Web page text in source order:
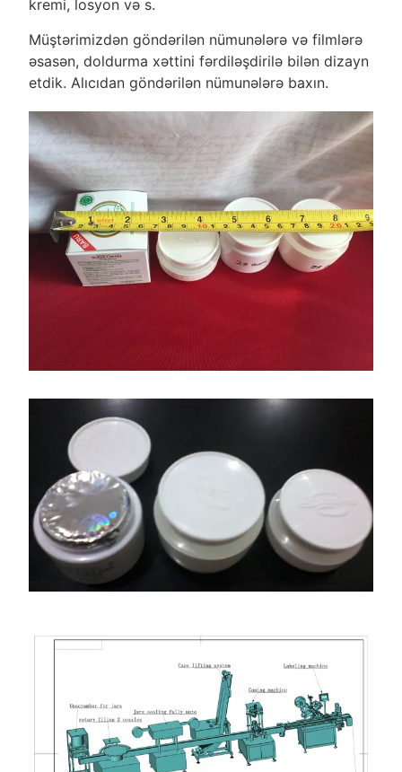
kremi, losyon və s.
Müştərimizdən göndərilən nümunələrə və filmlərə
əsasən, doldurma xəttini fərdiləşdirilə bilən dizayn
etdik. Alıcıdan göndərilən nümunələrə baxın.